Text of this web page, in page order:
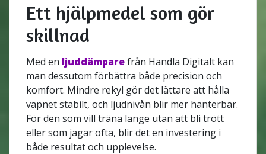
Ett hjälpmedel som gör
skillnad
Med en ljuddämparefrån Handla Digitalt kan
man dessutom förbättra både precision och
komfort. Mindre rekyl gör det lättare att hålla
vapnet stabilt, och ljudnivån blir mer hanterbar.
För den som vill träna länge utan att bli trött
eller som jagar ofta, blir det en investering i
både resultat och upplevelse.